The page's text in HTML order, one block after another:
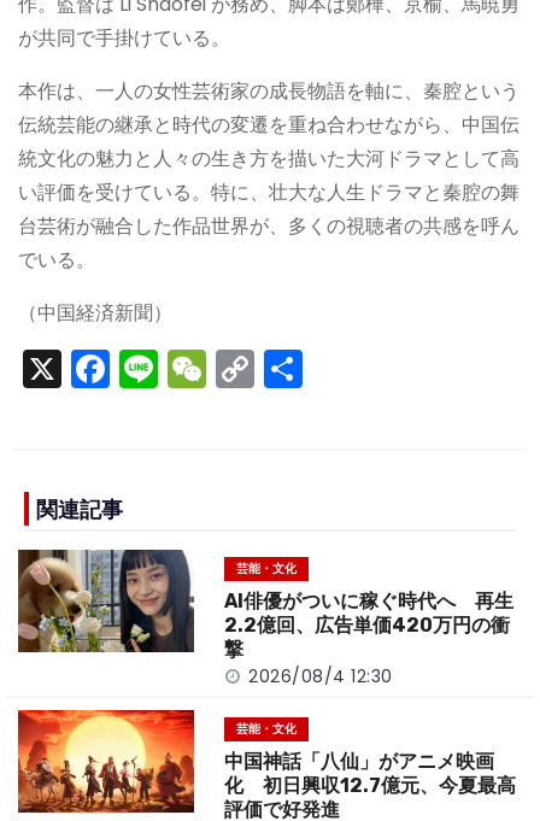
が共同で手掛けている。
本作は、一人の女性芸術家の成長物語を軸に、秦腔という
伝統芸能の継承と時代の変遷を重ね合わせながら、中国伝
統文化の魅力と人々の生き方を描いた大河ドラマとして高
い評価を受けている。特に、壮大な人生ドラマと秦腔の舞
台芸術が融合した作品世界が、多くの視聴者の共感を呼ん
でいる。
（中国経済新聞）
X F
a
e
b
o
o
k
Li
n
W
e
C
o
n
k
関連記事
芸能・文化
AI俳優がついに稼ぐ時代へ 再生
2.2億回、広告単価420万円の衝
撃
2026/08/4 12:30
芸能・文化
中国神話「八仙」がアニメ映画
化 初日興収12.7億元、今夏最高
評価で好発進